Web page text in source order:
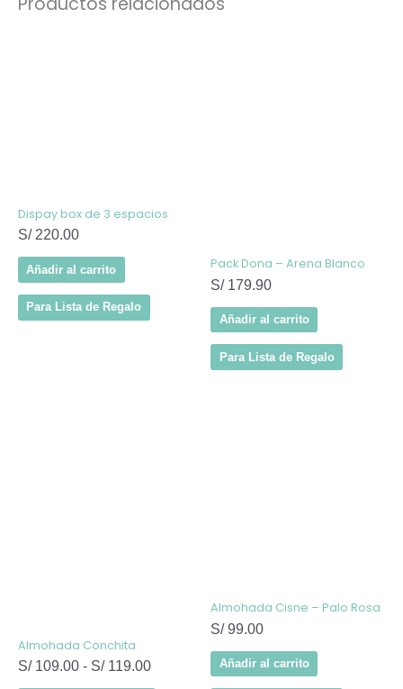
Dispay box de 3 espacios
S/220.00
Añadir al carrito
Para Lista de Regalo
Pack Dona – Arena Blanco
S/179.90
Añadir al carrito
Para Lista de Regalo
Almohada Conchita
S/109.00 - S/119.00
Almohada Cisne – Palo Rosa
S/99.00
Añadir al carrito